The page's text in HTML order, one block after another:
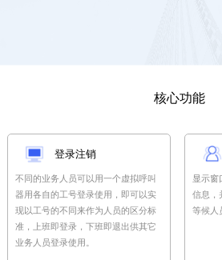
核心功能
登录注销
不同的业务人员可以用一个虚拟呼叫
器用各自的工号登录使用，即可以实
现以工号的不同来作为人员的区分标
准，上班即登录，下班即退出供其它
业务人员登录使用。
显示窗
信息，
等候人